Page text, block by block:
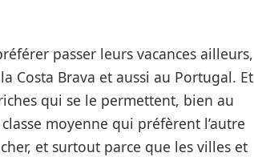
passer leurs vacances ailleurs,
Costa Brava et aussi au Portugal. Et
qui se le permettent, bien au
moyenne qui préfèrent l’autre
et surtout parce que les villes et